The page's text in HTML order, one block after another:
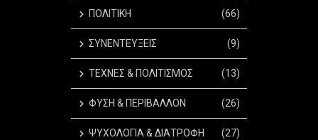
ΠΟΛΙΤΙΚΗ (66)
ΣΥΝΕΝΤΕΥΞΕΙΣ (9)
ΤΕΧΝΕΣ & ΠΟΛΙΤΙΣΜΟΣ (13)
ΦΥΣΗ & ΠΕΡΙΒΑΛΛΟΝ (26)
ΨΥΧΟΛΟΓΙΑ & ΔΙΑΤΡΟΦΗ (27)